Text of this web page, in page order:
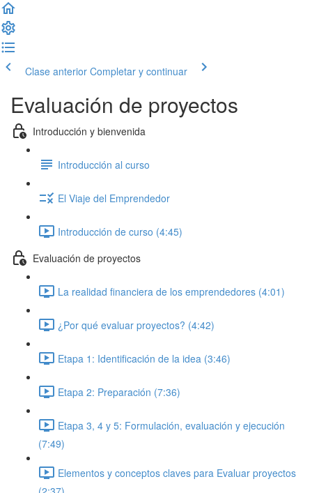
Clase anterior Completar y continuar
Evaluación de proyectos
Introducción y bienvenida
Introducción al curso
El Viaje del Emprendedor
Introducción de curso (4:45)
Evaluación de proyectos
La realidad financiera de los emprendedores (4:01)
¿Por qué evaluar proyectos? (4:42)
Etapa 1: Identificación de la idea (3:46)
Etapa 2: Preparación (7:36)
Etapa 3, 4 y 5: Formulación, evaluación y ejecución
(7:49)
Elementos y conceptos claves para Evaluar proyectos